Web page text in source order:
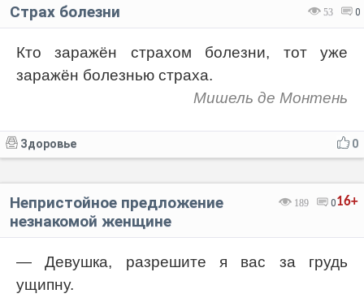
53 0
Страх болезни
Кто заражён страхом болезни, тот уже
заражён болезнью страха.
Мишель де Монтень
0
Здоровье
16+
189 0
Непристойное предложение
незнакомой женщине
— Девушка, разрешите я вас за грудь
ущипну.